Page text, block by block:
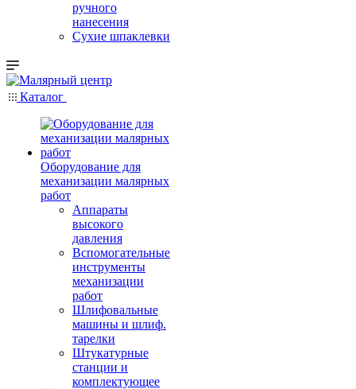
ручного
нанесения
Сухие шпаклевки
Каталог
Оборудование для
механизации малярных
работ
Аппараты
высокого
давления
Вспомогательные
инструменты
механизации
работ
Шлифовальные
машины и шлиф.
тарелки
Штукатурные
станции и
комплектующее